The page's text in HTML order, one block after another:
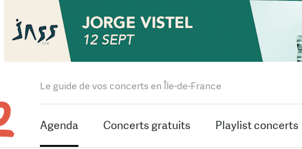
Le guide de vos concerts en Île-de-France
Agenda Concerts gratuits Playlist concerts